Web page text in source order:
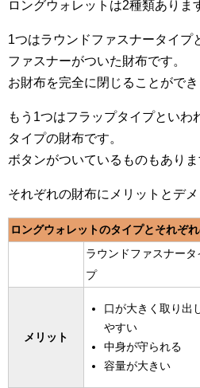
ロングウォレットは2種類ありま
1つはラウンドファスナータイプ
ファスナーがついた財布です。
お財布を完全に閉じることができ
もう1つはフラップタイプといわ
タイプの財布です。
ボタンがついているものもありま
それぞれの財布にメリットとデメ
ロングウォレットのタイプとそれぞ
ラウンドファスナータ
プ
メリット
口が大きく取り出
やすい
中身が守られる
容量が大きい